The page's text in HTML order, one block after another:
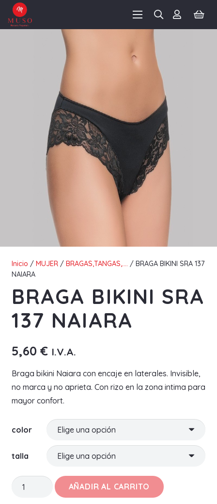
Inicio / MUJER / BRAGAS,TANGAS,.... / BRAGA BIKINI SRA 137
NAIARA
BRAGA BIKINI SRA
137 NAIARA
5,60 € I.V.A.
Braga bikini Naiara con encaje en laterales. Invisible,
no marca y no aprieta. Con rizo en la zona intima para
mayor confort.
color
talla
BRAGA
AÑADIR AL CARRITO